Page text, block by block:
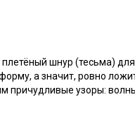
шнур (тесьма)
а значит, ровно
причудливые узоры: